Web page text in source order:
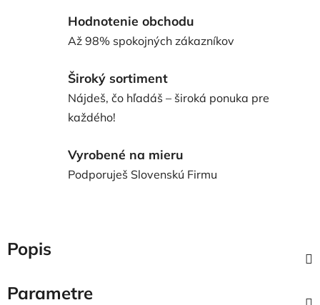
Hodnotenie obchodu
Až 98% spokojných zákazníkov
Široký sortiment
Nájdeš, čo hľadáš – široká ponuka pre
každého!
Vyrobené na mieru
Podporuješ Slovenskú Firmu
Popis
Parametre